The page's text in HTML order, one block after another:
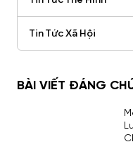
Tin Tức Xã Hội
BÀI VIẾT ĐÁNG